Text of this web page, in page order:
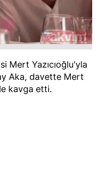
Mert Yazıcıoğlu'yla
Aka, davette Mert
kavga etti.